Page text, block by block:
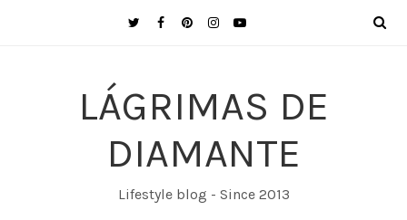
LÁGRIMAS DE
DIAMANTE
Lifestyle blog - Since 2013